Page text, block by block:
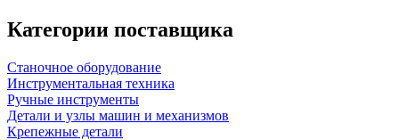
Категории поставщика
Станочное оборудование
Инструментальная техника
Ручные инструменты
Детали и узлы машин и механизмов
Крепежные детали